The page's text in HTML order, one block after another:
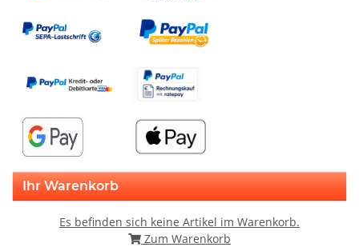
Ihr Warenkorb
Es befinden sich keine Artikel im Warenkorb.
Zum Warenkorb